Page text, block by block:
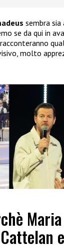
sembra
se da qui in
molto